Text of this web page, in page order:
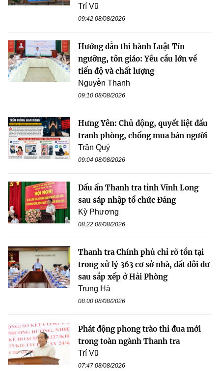
Trí Vũ
09:42 08/08/2026
Hướng dẫn thi hành Luật Tín
ngưỡng, tôn giáo: Yêu cầu lớn về
tiến độ và chất lượng
Nguyễn Thanh
09:10 08/08/2026
Hưng Yên: Chủ động, quyết liệt đấu
tranh phòng, chống mua bán người
Trần Quý
09:04 08/08/2026
Dấu ấn Thanh tra tỉnh Vĩnh Long
sau sáp nhập tổ chức Đảng
Kỳ Phương
08:22 08/08/2026
Thanh tra Chính phủ chỉ rõ tồn tại
trong xử lý 363 cơ sở nhà, đất dôi dư
sau sắp xếp ở Hải Phòng
Trung Hà
08:00 08/08/2026
Phát động phong trào thi đua mới
trong toàn ngành Thanh tra
Trí Vũ
07:47 08/08/2026